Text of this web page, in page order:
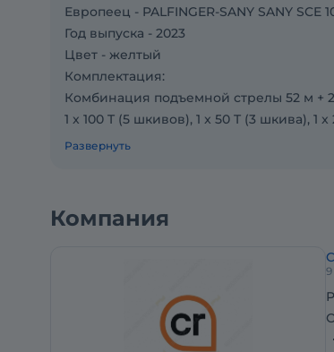
Европеец - PALFINGER-SANY SANY SCE
Год выпуска - 2023
Цвет - желтый
Комплектация:
Комбинация подъемной стрелы 52 м +
1 x 100 T (5 шкивов), 1 x 50 T (3 шкива), 1 x
13,5 T Ball
Полный комплект документов вкл ЭПСМ!
Стоимость на складе в Москве - по
Доставим в любую точку России.
Возможна продажа в лизинг.
Развернуть
Компания